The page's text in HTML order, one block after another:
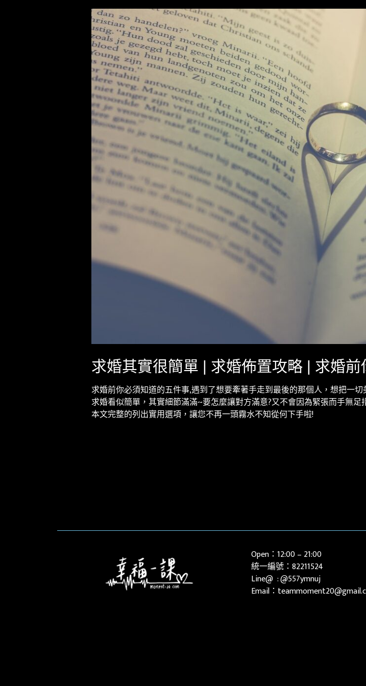
求婚其實很簡單 | 求婚佈置攻略 | 求婚
求婚前你必須知道的五件事,遇到了想要牽著手走到最後的那個人，想把一
求婚看似簡單，其實細節滿滿~要怎麼讓對方滿意?又不會因為緊張而手無足
本文完整的列出實用選項，讓您不再一頭霧水不知從何下手啦!
Open：12:00 – 21:00
統一編號：82211524
Line@ :@557ymnuj
Email：